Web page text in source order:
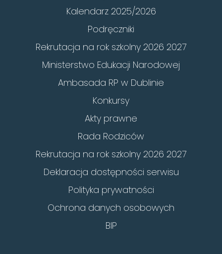
Kalendarz 2025/2026
Podręczniki
Rekrutacja na rok szkolny 2026 2027
Ministerstwo Edukacji Narodowej
Ambasada RP w Dublinie
Konkursy
Akty prawne
Rada Rodziców
Rekrutacja na rok szkolny 2026 2027
Deklaracja dostępności serwisu
Polityka prywatności
Ochrona danych osobowych
BIP